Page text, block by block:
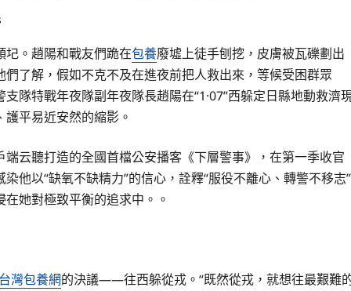
。趙陽和戰友們跪在包養廢墟上徒手刨挖，皮膚被瓦礫劃出
們了解，假如不克不及在進夜前把人救出來，等候受困群眾
隊特戰年夜隊副年夜隊長趙陽在“1·07”西躲定日縣地動救濟
平易近安然的縮影。
云聽打造的全國首檔公安播客《下層警事》，在第一季收官
他以“缺氧不缺精力”的信心，詮釋“服役不離心、轉警不移志”
她對極致平衡的追求中。。
台灣包養網的決議——往西躲從戎。“既然從戎，就想往最艱難